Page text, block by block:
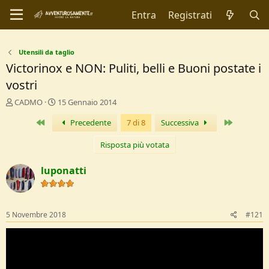
Entra Registrati
Utensili da taglio
Victorinox e NON: Puliti, belli e Buoni postate i
vostri
C
r
e
D
s
c
u
CADMO
D
a
I
n
o
15 Gennaio 2014
Primo Precedente 7 di 8 Successiva
Risposta più votata
luponatti
5 Novembre 2018 #121